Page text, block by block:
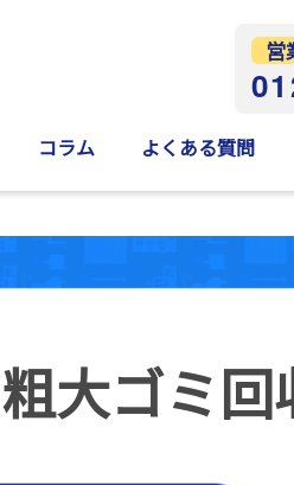
営
コラム よくある質問
粗大ゴミ回